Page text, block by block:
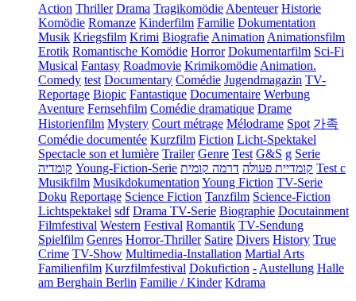
Action Thriller Drama Tragikomödie Abenteuer Historie
Komödie Romanze Kinderfilm Familie Dokumentation
Musik Kriegsfilm Krimi Biografie Animation Animationsfilm
Erotik Romantische Komödie Horror Dokumentarfilm Sci-Fi
Musical Fantasy Roadmovie Krimikomödie Animation.
Comedy test Documentary Comédie Jugendmagazin TV-
Reportage Biopic Fantastique Documentaire Werbung
Aventure Fernsehfilm Comédie dramatique Drame
Historienfilm Mystery Court métrage Mélodrame Spot 가족
Comédie documentée Kurzfilm Fiction Licht-Spektakel
Spectacle son et lumière Trailer Genre Test G&S g Serie
קומדיה Young-Fiction-Serie קומדיית פעולה דרמה קומית
Test c
Musikfilm Musikdokumentation Young Fiction TV-Serie
Doku Reportage Science Fiction Tanzfilm Science-Fiction
Lichtspektakel sdf Drama TV-Serie Biographie Docutainment
Filmfestival Western Festival Romantik TV-Sendung
Spielfilm Genres Horror-Thriller Satire Divers History True
Crime TV-Show Multimedia-Installation Martial Arts
Familienfilm Kurzfilmfestival Dokufiction - Austellung Halle
am Berghain Berlin Familie / Kinder Kdrama